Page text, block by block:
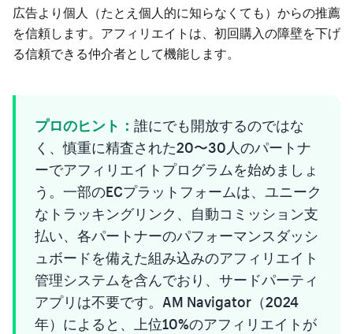
広告より個人（たとえ個人的に知らなくても）からの推薦
を信頼します。アフィリエイトは、初回購入の障壁を下げ
る信頼できる仲介者として機能します。
プロのヒント： 誰にでも開放するのではな
く、慎重に精査された20〜30人のパートナ
ーでアフィリエイトプログラムを始めましょ
う。一部のECプラットフォームは、ユニーク
なトラッキングリンク、自動コミッション支
払い、各パートナーのパフォーマンスダッシ
ュボードを備えた組み込みのアフィリエイト
管理システムを含んでおり、サードパーティ
アプリは不要です。AM Navigator（2024
年）によると、上位10%のアフィリエイトが